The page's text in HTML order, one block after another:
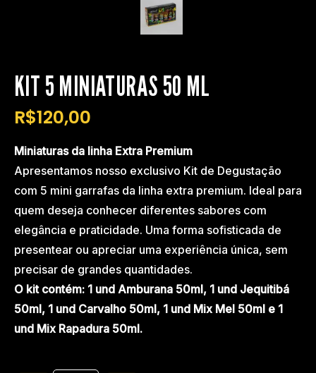
KIT 5 MINIATURAS 50 ML
R$120,00
Miniaturas da linha Extra Premium
Apresentamos nosso exclusivo Kit de Degustação
com 5 mini garrafas da linha extra premium. Ideal para
quem deseja conhecer diferentes sabores com
elegância e praticidade. Uma forma sofisticada de
presentear ou apreciar uma experiência única, sem
precisar de grandes quantidades.
O kit contém: 1 und Amburana 50ml, 1 und Jequitibá
50ml, 1 und Carvalho 50ml, 1 und Mix Mel 50ml e 1
und Mix Rapadura 50ml.